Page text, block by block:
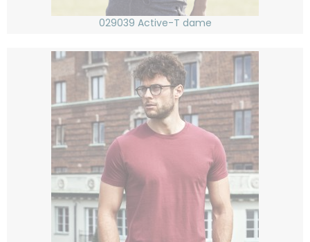
029039 Active-T dame